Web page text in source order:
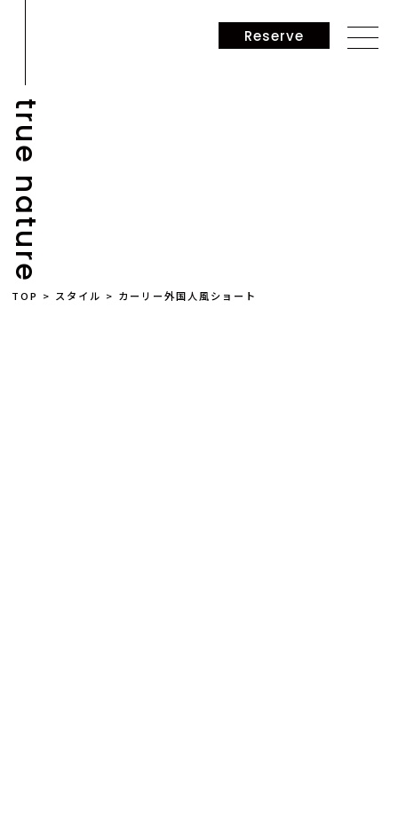
Reserve
true nature
TOP > スタイル > カーリー外国人風ショート